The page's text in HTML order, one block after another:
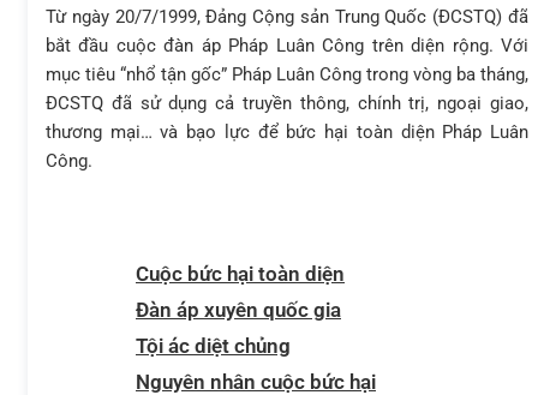
Từ ngày 20/7/1999, Đảng Cộng sản Trung Quốc (ĐCSTQ) đã
bắt đầu cuộc đàn áp Pháp Luân Công trên diện rộng. Với
mục tiêu “nhổ tận gốc” Pháp Luân Công trong vòng ba tháng,
ĐCSTQ đã sử dụng cả truyền thông, chính trị, ngoại giao,
thương mại… và bạo lực để bức hại toàn diện Pháp Luân
Công.
Cuộc bức hại toàn diện
Đàn áp xuyên quốc gia
Tội ác diệt chủng
Nguyên nhân cuộc bức hại